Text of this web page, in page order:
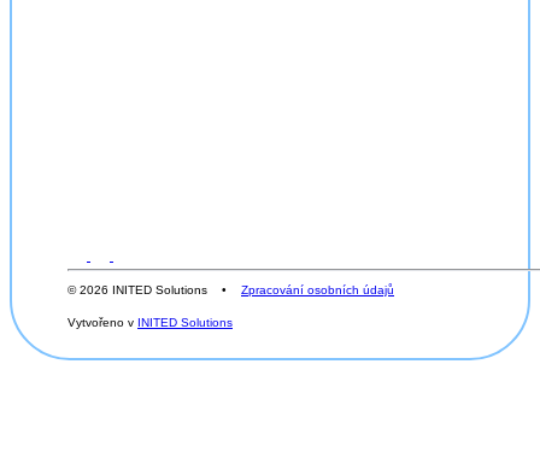
© 2026 INITED Solutions • Zpracování osobních údajů
Vytvořeno v INITED Solutions